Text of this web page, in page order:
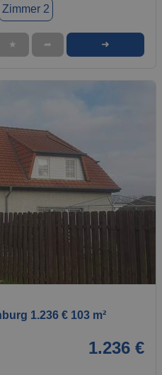
Zimmer 2
★ ➦ ➜
1.236 € 103 m²
1.236 €